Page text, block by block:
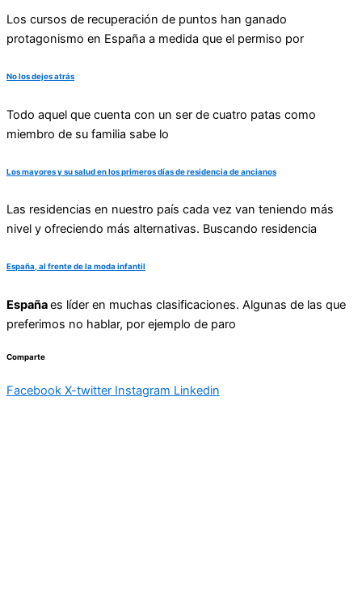
Los cursos de recuperación de puntos han ganado
protagonismo en España a medida que el permiso por
No los dejes atrás
Todo aquel que cuenta con un ser de cuatro patas como
miembro de su familia sabe lo
Los mayores y su salud en los primeros días de residencia de ancianos
Las residencias en nuestro país cada vez van teniendo más
nivel y ofreciendo más alternativas. Buscando residencia
España, al frente de la moda infantil
Españaes líder en muchas clasificaciones. Algunas de las que
preferimos no hablar, por ejemplo de paro
Comparte
Facebook X-twitter Instagram Linkedin